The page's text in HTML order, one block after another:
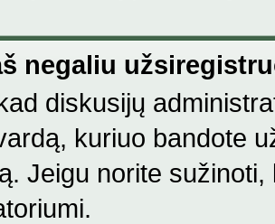
negaliu
diskusijų
kuriuo bandote
Jeigu norite